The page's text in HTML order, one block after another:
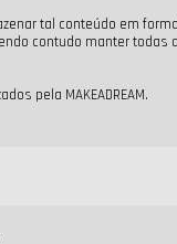
tal conteúdo em
contudo manter
pela MAKEADREAM.